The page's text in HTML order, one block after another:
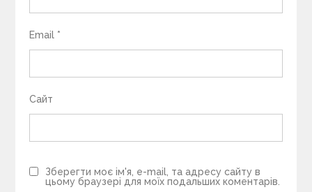
Email *
Сайт
Зберегти моє ім'я, e-mail, та адресу сайту в
цьому браузері для моїх подальших коментарів.